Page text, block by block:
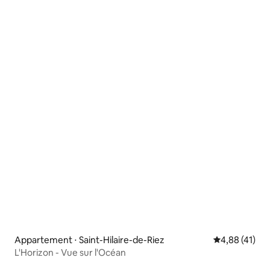
Appartement ⋅ Saint-Hilaire-de-Riez Évaluation
4,88 (41)
L'Horizon - Vue sur l'Océan